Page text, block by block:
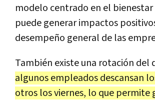
modelo centrado en el
puede generar impactos
desempeño general de las
También existe una rotación del
algunos empleados descansan
otros los viernes, lo que permite